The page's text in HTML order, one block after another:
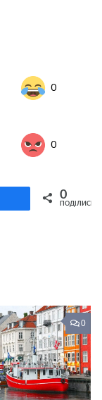
0
0
Поділитися0
ПОДІЛИСЬ
0